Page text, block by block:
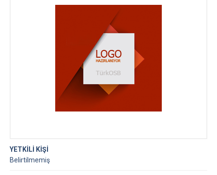
YETKİLİ KİŞİ
Belirtilmemiş